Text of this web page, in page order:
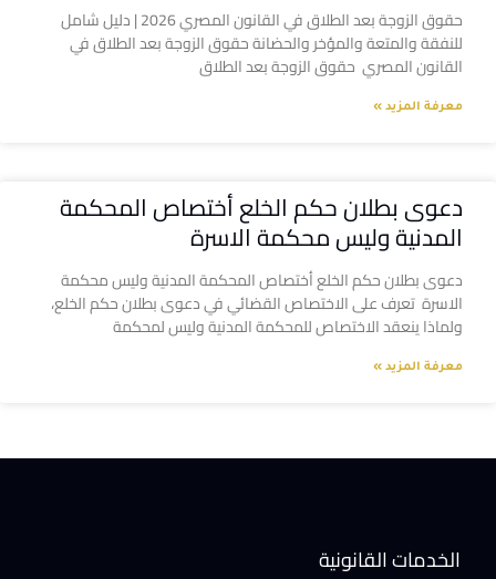
حقوق الزوجة بعد الطلاق في القانون المصري 2026 | دليل شامل
للنفقة والمتعة والمؤخر والحضانة حقوق الزوجة بعد الطلاق في
القانون المصري حقوق الزوجة بعد الطلاق
معرفة المزيد »
دعوى بطلان حكم الخلع أختصاص المحكمة
المدنية وليس محكمة الاسرة
دعوى بطلان حكم الخلع أختصاص المحكمة المدنية وليس محكمة
الاسرة تعرف على الاختصاص القضائي في دعوى بطلان حكم الخلع،
ولماذا ينعقد الاختصاص للمحكمة المدنية وليس لمحكمة
معرفة المزيد »
الخدمات القانونية